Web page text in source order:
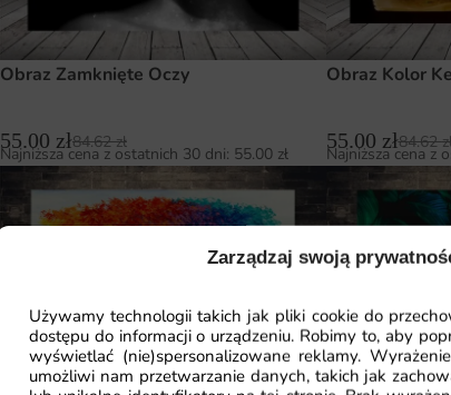
Zarządzaj swoją
Używamy technologii takich jak pliki cookie do
dostępu do informacji o urządzeniu. Robimy to, aby
wyświetlać (nie)spersonalizowane reklamy.
umożliwi nam przetwarzanie danych, takich jak
Obraz Zamknięte Oczy
55.00 zł84.62zł
Najniższa cena z ostatnich 30 dni: 55.00 zł
Obraz Kolor
55.00 zł84.62
Najniższa cena z